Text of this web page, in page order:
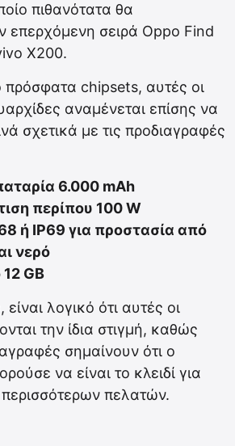
πιθανότατα θα
επερχόμενη σειρά Oppo Find
X200.
πρόσφατα chipsets, αυτές οι
αναμένεται επίσης να
σχετικά με τις προδιαγραφές
6.000 mAh
περίπου 100 W
ή IP69 για προστασία από
νερό
GB
λογικό ότι αυτές οι
την ίδια στιγμή, καθώς
σημαίνουν ότι ο
να είναι το κλειδί για
πελατών.